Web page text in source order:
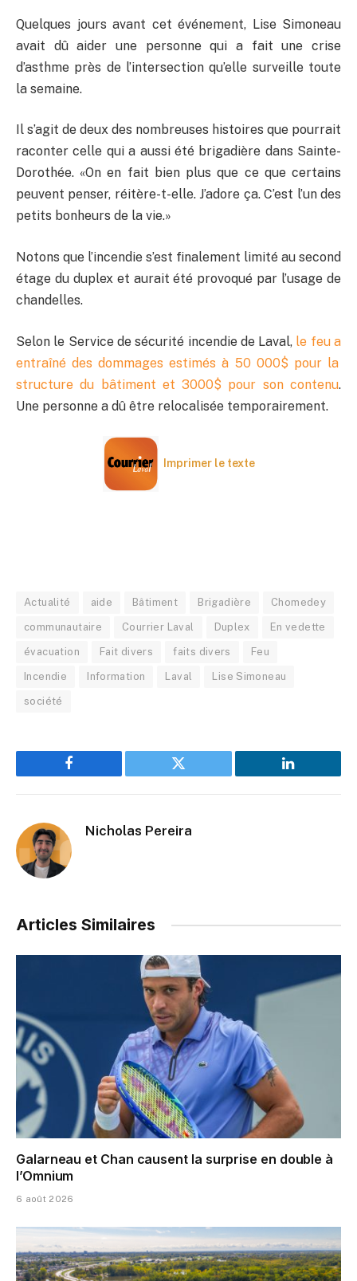
Quelques jours avant cet événement, Lise Simoneau
avait dû aider une personne qui a fait une crise
d’asthme près de l’intersection qu’elle surveille toute
la semaine.
Il s’agit de deux des nombreuses histoires que pourrait
raconter celle qui a aussi été brigadière dans Sainte-
Dorothée. «On en fait bien plus que ce que certains
peuvent penser, réitère-t-elle. J’adore ça. C’est l’un des
petits bonheurs de la vie.»
Notons que l’incendie s’est finalement limité au second
étage du duplexet aurait été provoqué par l’usage de
chandelles.
Selon le Service de sécurité incendie de Laval, le feua
entraîné des dommages estimés à 50 000$ pour la
structure du bâtiment et 3000$ pour son contenu.
Une personne a dû être relocalisée temporairement.
Imprimer le texte
Actualité aide Bâtiment Brigadière Chomedey
communautaire Courrier Laval Duplex En vedette
évacuation Fait divers faits divers Feu
Incendie Information Laval Lise Simoneau
société
Facebook Twitter LinkedIn
Nicholas Pereira
Articles Similaires
Galarneau et Chan causent la surprise en double à
l’Omnium
6 août 2026